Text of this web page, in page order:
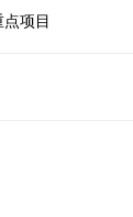
项目